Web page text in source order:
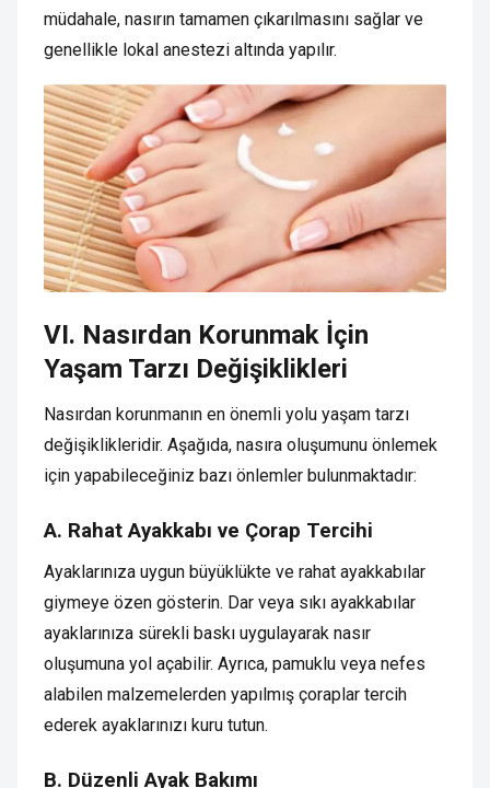
müdahale, nasırın tamamen çıkarılmasını sağlar ve
genellikle lokal anestezi altında yapılır.
VI. Nasırdan Korunmak İçin
Yaşam Tarzı Değişiklikleri
Nasırdan korunmanın en önemli yolu yaşam tarzı
değişiklikleridir. Aşağıda, nasıra oluşumunu önlemek
için yapabileceğiniz bazı önlemler bulunmaktadır:
A. Rahat Ayakkabı ve Çorap Tercihi
Ayaklarınıza uygun büyüklükte ve rahat ayakkabılar
giymeye özen gösterin. Dar veya sıkı ayakkabılar
ayaklarınıza sürekli baskı uygulayarak nasır
oluşumuna yol açabilir. Ayrıca, pamuklu veya nefes
alabilen malzemelerden yapılmış çoraplar tercih
ederek ayaklarınızı kuru tutun.
B. Düzenli Ayak Bakımı